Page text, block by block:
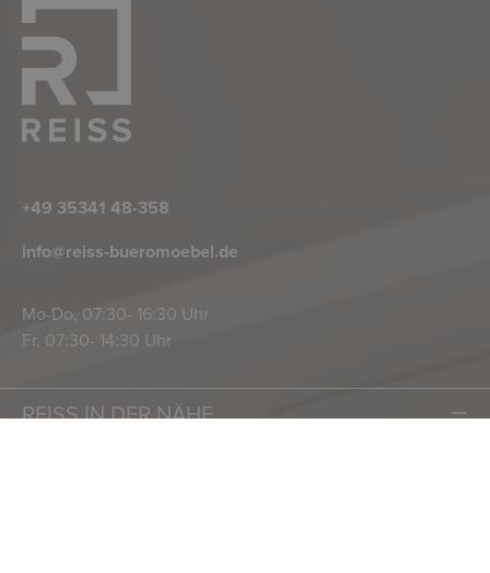
+49 35341 48-358
info@reiss-bueromoebel.de
Mo-Do, 07:30- 16:30 Uhr
Fr, 07:30- 14:30 Uhr
REISS IN DER NÄHE